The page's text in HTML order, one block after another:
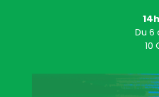
Du 6
10